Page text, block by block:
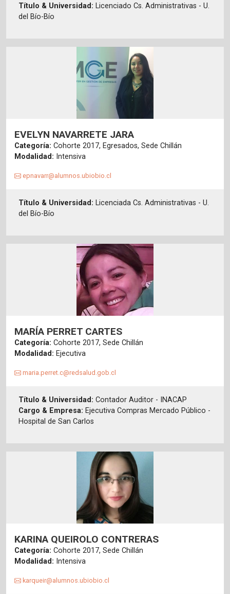
Título & Universidad: Licenciado Cs. Administrativas - U.
del Bío-Bío
EVELYN NAVARRETE JARA
Categoría: Cohorte 2017, Egresados, Sede Chillán
Modalidad: Intensiva
epnavarr@alumnos.ubiobio.cl
Título & Universidad: Licenciada Cs. Administrativas - U.
del Bío-Bío
MARÍA PERRET CARTES
Categoría: Cohorte 2017, Sede Chillán
Modalidad: Ejecutiva
maria.perret.c@redsalud.gob.cl
Título & Universidad: Contador Auditor - INACAP
Cargo & Empresa: Ejecutiva Compras Mercado Público -
Hospital de San Carlos
KARINA QUEIROLO CONTRERAS
Categoría: Cohorte 2017, Sede Chillán
Modalidad: Intensiva
karqueir@alumnos.ubiobio.cl